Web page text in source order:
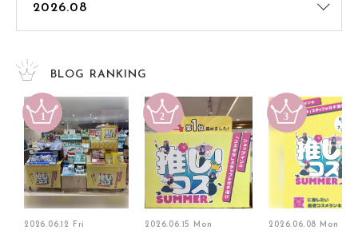
BLOG RANKING
2026.06.12 Fri 2026.06.15 Mon 2026.06.08 Mon